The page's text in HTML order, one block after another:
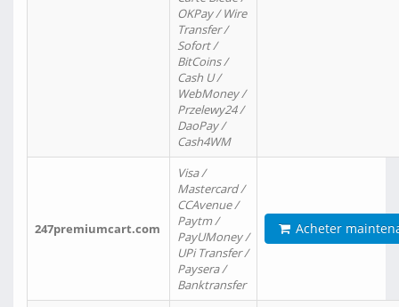
OKPay / Wire
Transfer /
Sofort /
BitCoins /
Cash U /
WebMoney /
Przelewy24 /
DaoPay /
Cash4WM
247premiumcart.com
Visa /
Mastercard /
CCAvenue /
Paytm /
PayUMoney /
UPi Transfer /
Paysera /
Banktransfer
Acheter